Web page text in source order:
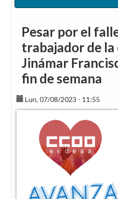
Pesar por el
trabajador de
Jinámar
fin de semana
Lun, 07/08/2023 - 11:55